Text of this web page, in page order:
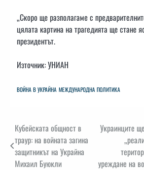
„Скоро ще разполагаме с
цялата картина на трагедията ще стане
президентът.
Източник: УНИАН
ВОЙНА В УКРАЙНА МЕЖДУНАРОДНА ПОЛИТИКА
Навигация
Кубейската общност в
траур: на войната загина
защитникът на Украйна
Михаил Буюкли
Украинците
уреждане на